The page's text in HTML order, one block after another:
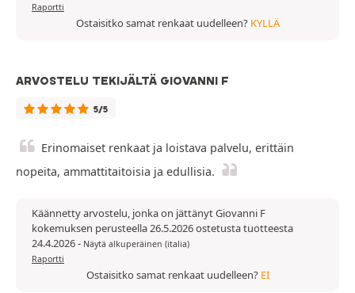
Raportti
Ostaisitko samat renkaat uudelleen? KYLLÄ
ARVOSTELU TEKIJÄLTÄ GIOVANNI F
5/5
Erinomaiset renkaat ja loistava palvelu, erittäin
nopeita, ammattitaitoisia ja edullisia.
Käännetty arvostelu, jonka on jättänyt Giovanni F
kokemuksen perusteella 26.5.2026 ostetusta tuotteesta
24.4.2026- Näytä alkuperäinen (italia)
Raportti
Ostaisitko samat renkaat uudelleen? EI